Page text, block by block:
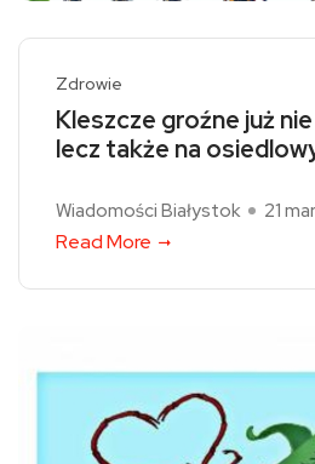
Zdrowie
Kleszcze groźne już
lecz także na
Wiadomości Białystok 21
Read More